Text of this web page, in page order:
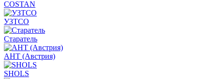
COSTAN
УЗТСО
Старатель
АНТ (Австрия)
SHOLS